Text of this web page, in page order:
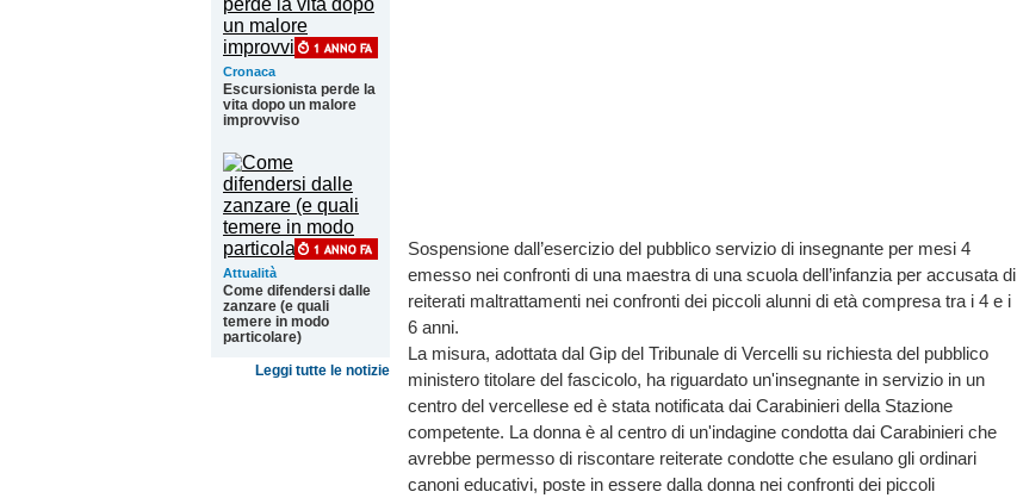
Cronaca
Escursionista perde la
vita dopo un malore
improvviso
Attualità
Come difendersi dalle
zanzare (e quali
temere in modo
particolare)
Leggi tutte le notizie
Sospensione dall’esercizio del pubblico servizio di insegnante per mesi 4
emesso nei confronti di una maestra di una scuola dell’infanzia per accusata di
reiterati maltrattamenti nei confronti dei piccoli alunni di età compresa tra i 4 e i
6 anni.
La misura, adottata dal Gip del Tribunale di Vercelli su richiesta del pubblico
ministero titolare del fascicolo, ha riguardato un'insegnante in servizio in un
centro del vercellese ed è stata notificata dai Carabinieri della Stazione
competente. La donna è al centro di un'indagine condotta dai Carabinieri che
avrebbe permesso di riscontare reiterate condotte che esulano gli ordinari
canoni educativi, poste in essere dalla donna nei confronti dei piccoli